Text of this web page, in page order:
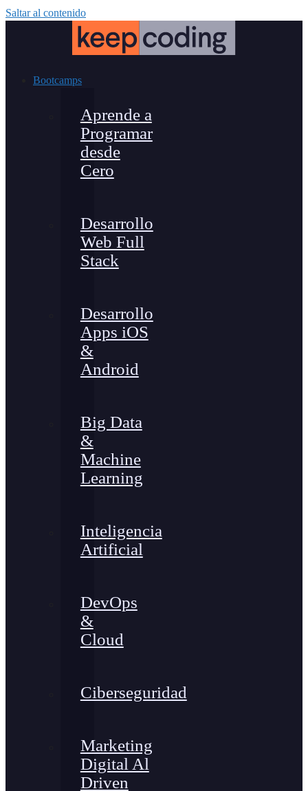
Saltar al contenido
Bootcamps
Aprende a
Programar
desde
Cero
Desarrollo
Web Full
Stack
Desarrollo
Apps iOS
&
Android
Big Data
&
Machine
Learning
Inteligencia
Artificial
DevOps
&
Cloud
Ciberseguridad
Marketing
Digital Al
Driven